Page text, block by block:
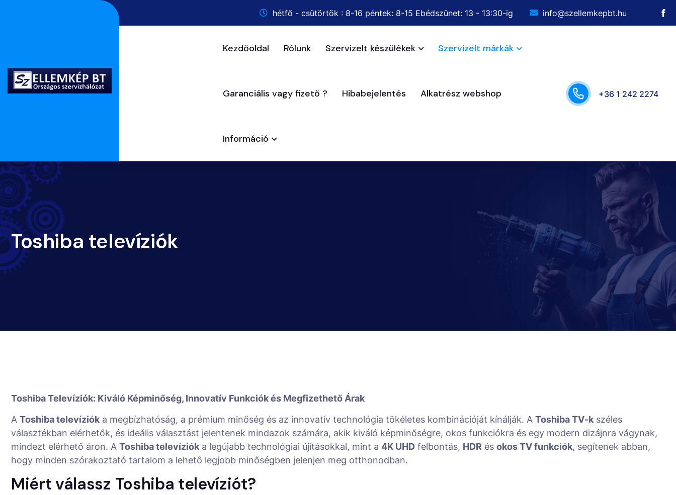
hétfő - csütörtök : 8-16 péntek: 8-15 Ebédszünet: 13 - 13:30-ig info@szellemkepbt.hu
Kezdőoldal Rólunk Szervizelt készülékek Szervizelt márkák
Garanciális vagy fizető ? Hibabejelentés Alkatrész webshop
Információ
+36 1 242 2274
Toshiba televíziók
Toshiba Televíziók: Kiváló Képminőség, Innovatív Funkciók és Megfizethető Árak
A Toshiba televíziók a megbízhatóság, a prémium minőség és az innovatív technológia tökéletes kombinációját kínálják. A Toshiba TV-k széles
választékban elérhetők, és ideális választást jelentenek mindazok számára, akik kiváló képminőségre, okos funkciókra és egy modern dizájnra vágynak,
mindezt elérhető áron. A Toshiba televíziók a legújabb technológiai újításokkal, mint a 4K UHD felbontás, HDR és okos TV funkciók, segítenek abban,
hogy minden szórakoztató tartalom a lehető legjobb minőségben jelenjen meg otthonodban.
Miért válassz Toshiba televíziót?